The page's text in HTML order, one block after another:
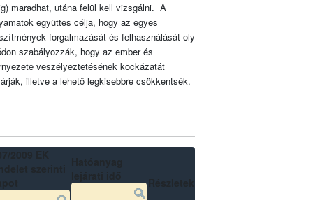
maradhat, utána felül kell vizsgálni. A
együttes célja, hogy az egyes
forgalmazását és felhasználását oly
szabályozzák, hogy az ember és
veszélyeztetésének kockázatát
illetve a lehető legkisebbre csökkentsék.